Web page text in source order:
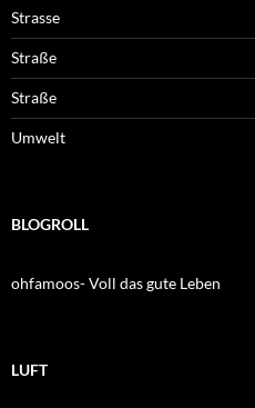
Strasse
Straße
Straße
Umwelt
BLOGROLL
ohfamoos- Voll das gute Leben
LUFT